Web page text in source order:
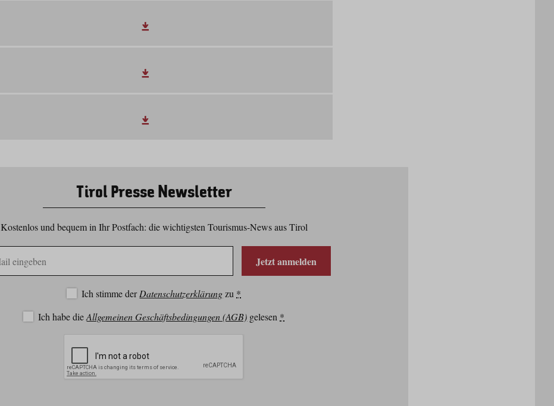
Tirol Presse Newsletter
Kostenlos und bequem in Ihr Postfach: die wichtigsten Tourismus-News aus Tirol
Jetzt anmelden
Ich stimme derDatenschutzerklärung zu *
Ich habe dieAllgemeinen Geschäftsbedingungen (AGB) gelesen *